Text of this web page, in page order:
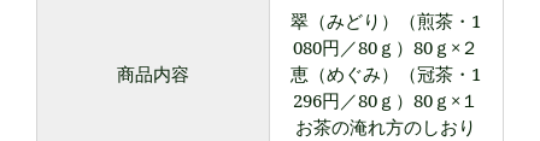
商品内容
翠（みどり）（煎茶・1
080円／80ｇ）80ｇ×２
恵（めぐみ）（冠茶・1
296円／80ｇ）80ｇ×１
お茶の淹れ方のしおり